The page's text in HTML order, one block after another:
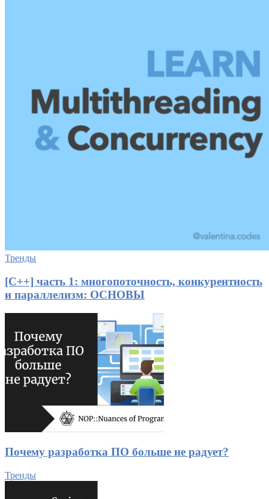
Тренды
[C++] часть 1: многопоточность, конкурентность
и параллелизм: ОСНОВЫ
Почему разработка ПО больше не радует?
Тренды